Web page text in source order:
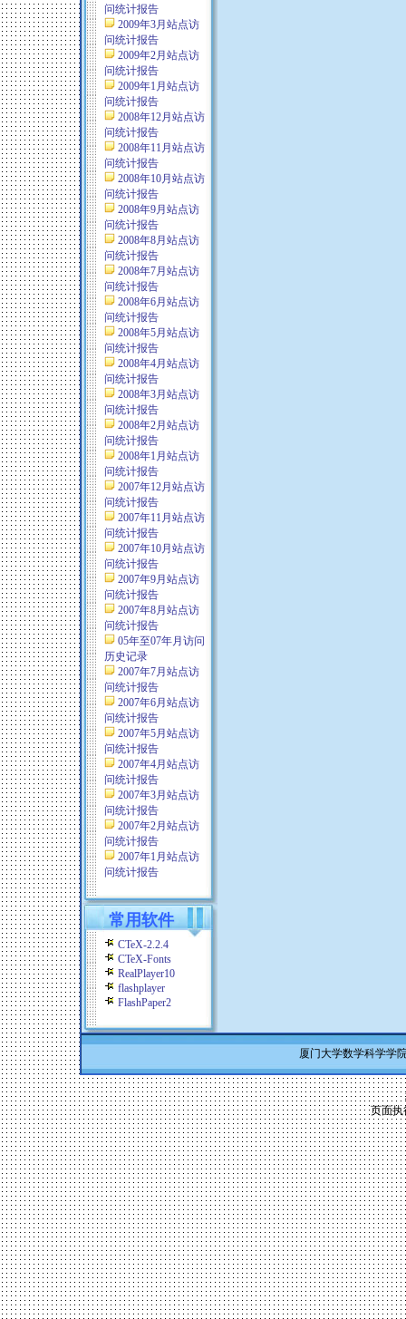
问统计报告
2009年3月站点访
问统计报告
2009年2月站点访
问统计报告
2009年1月站点访
问统计报告
2008年12月站点访
问统计报告
2008年11月站点访
问统计报告
2008年10月站点访
问统计报告
2008年9月站点访
问统计报告
2008年8月站点访
问统计报告
2008年7月站点访
问统计报告
2008年6月站点访
问统计报告
2008年5月站点访
问统计报告
2008年4月站点访
问统计报告
2008年3月站点访
问统计报告
2008年2月站点访
问统计报告
2008年1月站点访
问统计报告
2007年12月站点访
问统计报告
2007年11月站点访
问统计报告
2007年10月站点访
问统计报告
2007年9月站点访
问统计报告
2007年8月站点访
问统计报告
05年至07年月访问
历史记录
2007年7月站点访
问统计报告
2007年6月站点访
问统计报告
2007年5月站点访
问统计报告
2007年4月站点访
问统计报告
2007年3月站点访
问统计报告
2007年2月站点访
问统计报告
2007年1月站点访
问统计报告
常用软件
CTeX-2.2.4
CTeX-Fonts
RealPlayer10
flashplayer
FlashPaper2
厦门大学数学科学学
页面执